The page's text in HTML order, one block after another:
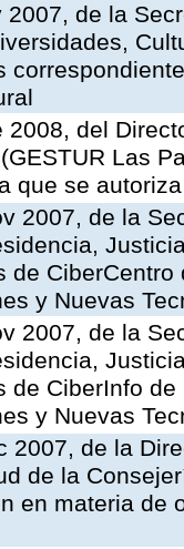
2007, de la
2008, del
Las
que se
2007, de la
de
y Nuevas
2007, de la
de CiberInfo
y Nuevas
2007, de la
de la
en materia de